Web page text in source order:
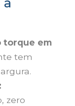
torque em
tem
zero